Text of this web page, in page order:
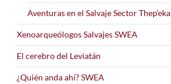
Aventuras en el Salvaje Sector Thep’eka
Xenoarqueólogos Salvajes SWEA
El cerebro del Leviatán
¿Quién anda ahí? SWEA